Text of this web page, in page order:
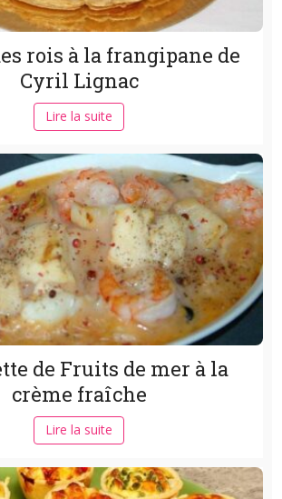
rois à la frangipane de
Cyril Lignac
Lire la suite
de Fruits de mer à la
crème fraîche
Lire la suite